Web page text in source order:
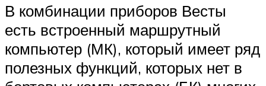
В комбинации приборов Весты
есть встроенный маршрутный
компьютер (МК), который имеет ряд
полезных функций, которых нет в